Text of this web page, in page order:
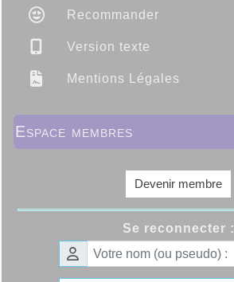
Recommander
Version texte
Mentions Légales
Espace membres
Devenir membre
Se reconnecter :